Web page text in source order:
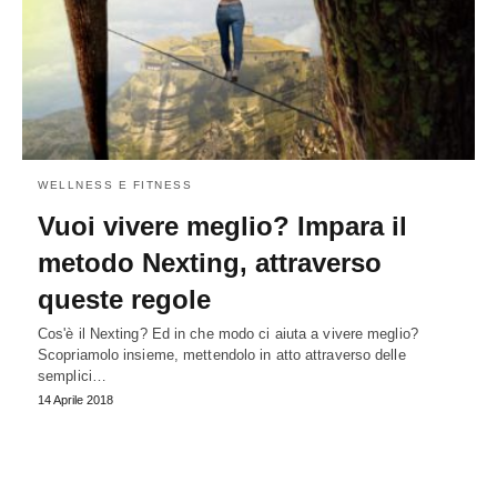
WELLNESS E FITNESS
Vuoi vivere meglio? Impara il
metodo Nexting, attraverso
queste regole
Cos'è il Nexting? Ed in che modo ci aiuta a vivere meglio?
Scopriamolo insieme, mettendolo in atto attraverso delle
semplici…
14 Aprile 2018